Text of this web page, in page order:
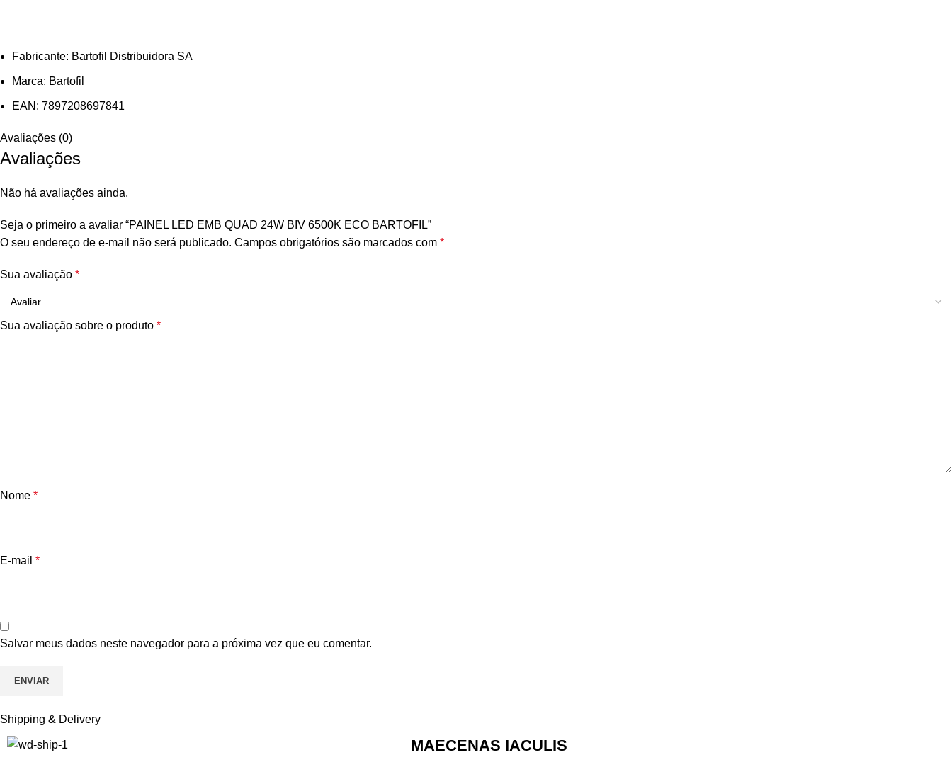
Fabricante: Bartofil Distribuidora SA
Marca: Bartofil
EAN: 7897208697841
Avaliações (0)
Avaliações
Não há avaliações ainda.
Seja o primeiro a avaliar “PAINEL LED EMB QUAD 24W BIV 6500K ECO BARTOFIL”
O seu endereço de e-mail não será publicado. Campos obrigatórios são marcados com *
Sua avaliação *
Sua avaliação sobre o produto *
Nome *
E-mail *
Salvar meus dados neste navegador para a próxima vez que eu comentar.
Shipping & Delivery
MAECENAS IACULIS